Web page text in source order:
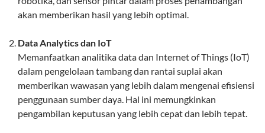
akan memberikan hasil yang lebih optimal.
Data Analytics dan IoT
Memanfaatkan analitika data dan Internet of Things (IoT)
dalam pengelolaan tambang dan rantai suplai akan
memberikan wawasan yang lebih dalam mengenai efisiensi
penggunaan sumber daya. Hal ini memungkinkan
pengambilan keputusan yang lebih cepat dan lebih tepat.